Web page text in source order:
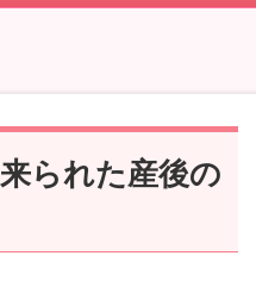
られた産後の